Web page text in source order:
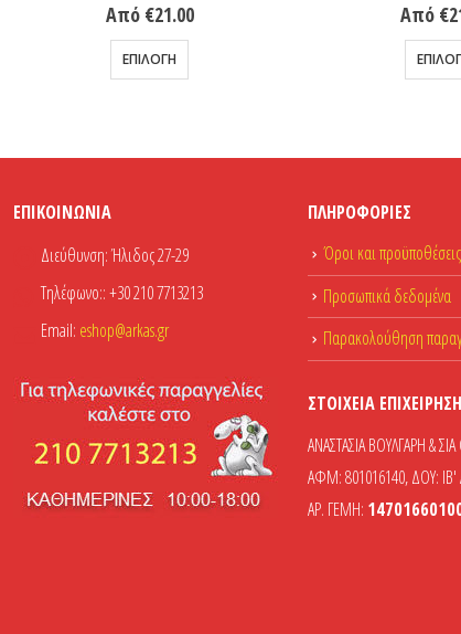
Από €21.00
ΕΠΙΛΟΓΉ
Αυτό το προϊόν έχει πολλαπλές παραλλαγές. Οι επιλογές μπορούν να επιλεγούν στη σελίδα του προϊόντος
Από €
ΕΠΙΚΟΙΝΩΝΊΑ
Διεύθυνση:Ήλιδος 27-29
Τηλέφωνο::+30 210 7713213
Email: eshop@arkas.gr
ΠΛΗΡΟΦΟΡΊΕΣ
Όροι και προϋποθέσεις
Προσωπικά δεδομένα
Παρακολούθηση
ΣΤΟΙΧΕΊΑ
ΑΝΑΣΤΑΣΙΑ ΒΟΥΛΓΑΡΗ &
ΑΦΜ: 801016140, ΔΟΥ:
ΑΡ. ΓΕΜΗ: